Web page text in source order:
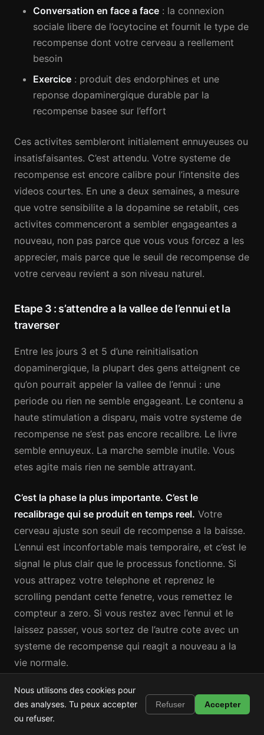
Conversation en face a face : la connexion
sociale libere de l’ocytocine et fournit le type de
recompense dont votre cerveau a reellement
besoin
Exercice : produit des endorphines et une
reponse dopaminergique durable par la
recompense basee sur l’effort
Ces activites sembleront initialement ennuyeuses ou
insatisfaisantes. C’est attendu. Votre systeme de
recompense est encore calibre pour l’intensite des
videos courtes. En une a deux semaines, a mesure
que votre sensibilite a la dopamine se retablit, ces
activites commenceront a sembler engageantes a
nouveau, non pas parce que vous vous forcez a les
apprecier, mais parce que le seuil de recompense de
votre cerveau revient a son niveau naturel.
Etape 3 : s’attendre a la vallee de l’ennui et la
traverser
Entre les jours 3 et 5 d’une reinitialisation
dopaminergique, la plupart des gens atteignent ce
qu’on pourrait appeler la vallee de l’ennui : une
periode ou rien ne semble engageant. Le contenu a
haute stimulation a disparu, mais votre systeme de
recompense ne s’est pas encore recalibre. Le livre
semble ennuyeux. La marche semble inutile. Vous
etes agite mais rien ne semble attrayant.
C’est la phase la plus importante. C’est le
recalibrage qui se produit en temps reel. Votre
cerveau ajuste son seuil de recompense a la baisse.
L’ennui est inconfortable mais temporaire, et c’est le
signal le plus clair que le processus fonctionne. Si
vous attrapez votre telephone et reprenez le
scrolling pendant cette fenetre, vous remettez le
compteur a zero. Si vous restez avec l’ennui et le
laissez passer, vous sortez de l’autre cote avec un
systeme de recompense qui reagit a nouveau a la
vie normale.
Les strategies qui aident le plus pendant cette
phase : le mouvement physique (il genere sa propre
Bloque Shorts, Reels et TikTok Installer
Nous utilisons des cookies pour
des analyses. Tu peux accepter
ou refuser.
Refuser Accepter